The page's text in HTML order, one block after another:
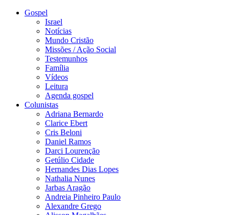
Gospel
Israel
Notícias
Mundo Cristão
Missões / Ação Social
Testemunhos
Família
Vídeos
Leitura
Agenda gospel
Colunistas
Adriana Bernardo
Clarice Ebert
Cris Beloni
Daniel Ramos
Darci Lourenção
Getúlio Cidade
Hernandes Dias Lopes
Nathalia Nunes
Jarbas Aragão
Andreia Pinheiro Paulo
Alexandre Grego